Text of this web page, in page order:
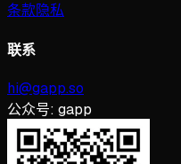
条款隐私
联系
hi@gapp.so
公众号: gapp